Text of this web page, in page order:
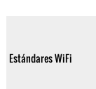
Estándares WiFi